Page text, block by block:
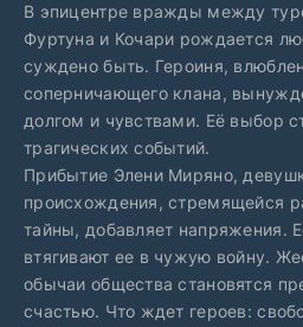
В эпицентре вражды между
Фуртуна и Кочари рождается
суждено быть. Героиня,
соперничающего клана,
долгом и чувствами. Её выбор
трагических событий.
Прибытие Элени Миряно,
происхождения, стремящейся
тайны, добавляет напряжения.
втягивают ее в чужую войну.
обычаи общества становятся
счастью. Что ждет героев: